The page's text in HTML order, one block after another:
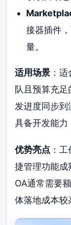
接器插件
量。
适用场景 ：
队且预算充
发进度同步到
具备开发能力
优势亮点 ：
捷管理功能成
OA通常需要
体落地成本较